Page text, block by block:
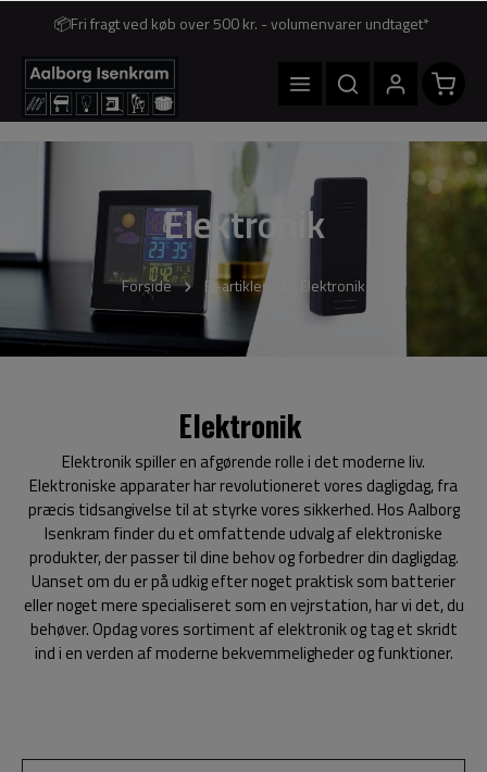
📦Fri fragt ved køb over 500 kr. - volumenvarer undtaget*
Elektronik
Forside El-artikler Elektronik
Elektronik
Elektronik spiller en afgørende rolle i det moderne liv.
Elektroniske apparater har revolutioneret vores dagligdag, fra
præcis tidsangivelse til at styrke vores sikkerhed. Hos Aalborg
Isenkram finder du et omfattende udvalg af elektroniske
produkter, der passer til dine behov og forbedrer din dagligdag.
Uanset om du er på udkig efter noget praktisk som batterier
eller noget mere specialiseret som en vejrstation, har vi det, du
behøver. Opdag vores sortiment af elektronik og tag et skridt
ind i en verden af moderne bekvemmeligheder og funktioner.